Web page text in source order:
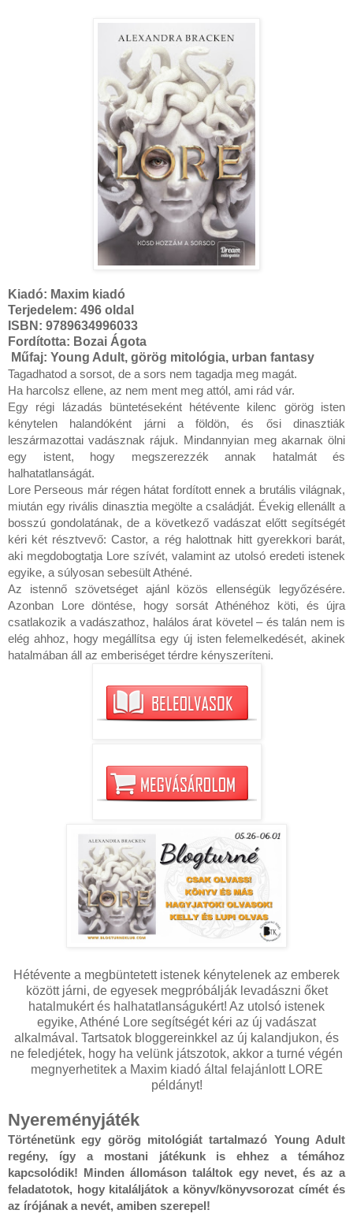
Kiadó: Maxim kiadó
Terjedelem: 496 oldal
ISBN: 9789634996033
Fordította: Bozai Ágota
Műfaj: Young Adult, görög mitológia, urban fantasy
Tagadhatod ​a sorsot, de a sors nem tagadja meg magát.
Ha harcolsz ellene, az nem ment meg attól, ami rád vár.
Egy régi lázadás büntetéseként hétévente kilenc görög isten
kénytelen halandóként járni a földön, és ősi dinasztiák
leszármazottai vadásznak rájuk. Mindannyian meg akarnak ölni
egy istent, hogy megszerezzék annak hatalmát és
halhatatlanságát.
Lore Perseous már régen hátat fordított ennek a brutális világnak,
miután egy rivális dinasztia megölte a családját. Évekig ellenállt a
bosszú gondolatának, de a következő vadászat előtt segítségét
kéri két résztvevő: Castor, a rég halottnak hitt gyerekkori barát,
aki megdobogtatja Lore szívét, valamint az utolsó eredeti istenek
egyike, a súlyosan sebesült Athéné.
Az istennő szövetséget ajánl közös ellenségük legyőzésére.
Azonban Lore döntése, hogy sorsát Athénéhoz köti, és újra
csatlakozik a vadászathoz, halálos árat követel – és talán nem is
elég ahhoz, hogy megállítsa egy új isten felemelkedését, akinek
Hétévente a megbüntetett istenek kénytelenek az emberek
között járni, de egyesek megpróbálják levadászni őket
hatalmukért és halhatatlanságukért! Az utolsó istenek
egyike, Athéné Lore segítségét kéri az új vadászat
alkalmával. Tartsatok bloggereinkkel az új kalandjukon, és
ne feledjétek, hogy ha velünk játszotok, akkor a turné végén
megnyerhetitek a Maxim kiadó által felajánlott LORE
példányt!
Nyereményjáték
Történetünk egy görög mitológiát tartalmazó Young Adult
regény, így a mostani játékunk is ehhez a témához
kapcsolódik! Minden állomáson találtok egy nevet, és az a
feladatotok, hogy kitaláljátok a könyv/könyvsorozat címét és
az írójának a nevét, amiben szerepel!